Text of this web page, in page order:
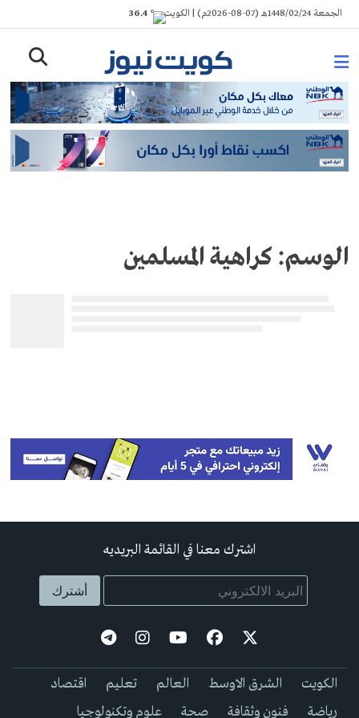
Skip
to
الجمعة 1448/02/24هـ (07-08-2026م) | الكويت ° 36.4
الوسم: كراهية المسلمين
اشترك معنا في القائمة البريديه
الكويت الشرق الاوسط العالم تعليم
اقتصاد
رياضة
فنون وثقافة صحة علوم وتكنولوجيا